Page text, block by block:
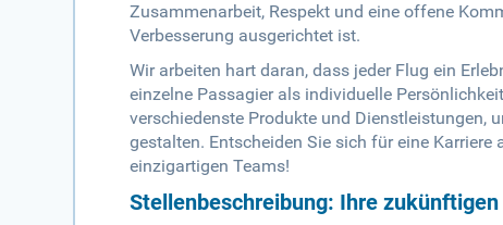
Zusammenarbeit, Respekt und eine offene
Verbesserung ausgerichtet ist.
Wir arbeiten hart daran, dass jeder Flug ein
einzelne Passagier als individuelle
verschiedenste Produkte und Dienstleistungen,
gestalten. Entscheiden Sie sich für eine
einzigartigen Teams!
Stellenbeschreibung: Ihre